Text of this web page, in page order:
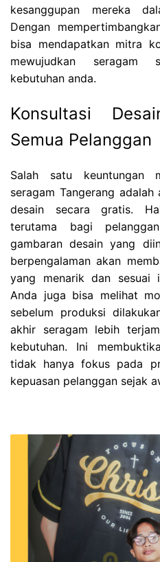
kesanggupan mereka
Dengan
bisa mendapatkan mitra
mewujudkan seragam
kebutuhan anda.
Konsultasi
Semua Pelanggan
Salah satu keuntungan
seragam Tangerang
desain secara gratis.
terutama bagi
gambaran desain yang
berpengalaman akan
yang menarik dan sesuai
Anda juga bisa melihat
sebelum produksi
akhir seragam lebih
kebutuhan. Ini
tidak hanya fokus pada
kepuasan pelanggan sejak